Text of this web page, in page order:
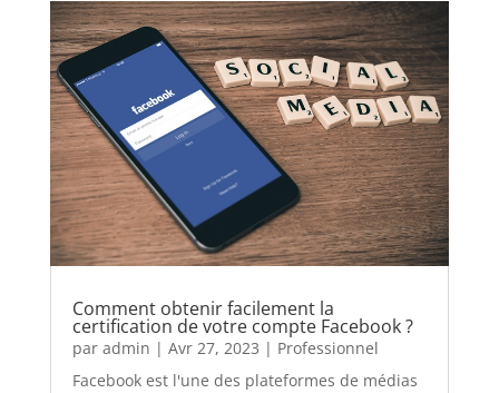
Comment obtenir facilement la
certification de votre compte Facebook ?
par admin | Avr 27, 2023 | Professionnel
Facebook est l'une des plateformes de médias